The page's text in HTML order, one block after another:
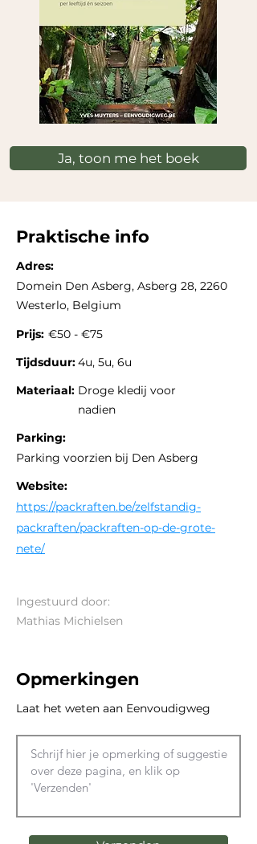
Ja, toon me het boek
Praktische info
Adres:
Domein Den Asberg, Asberg 28, 2260
Westerlo, Belgium
Prijs: €50 - €75
Tijdsduur:4u, 5u, 6u
Materiaal: Droge kledij voor
nadien
Parking:
Parking voorzien bij Den Asberg
Website:
https://packraften.be/zelfstandig-
packraften/packraften-op-de-grote-
nete/
Ingestuurd door:
Mathias Michielsen
Opmerkingen
Laat het weten aan Eenvoudigweg